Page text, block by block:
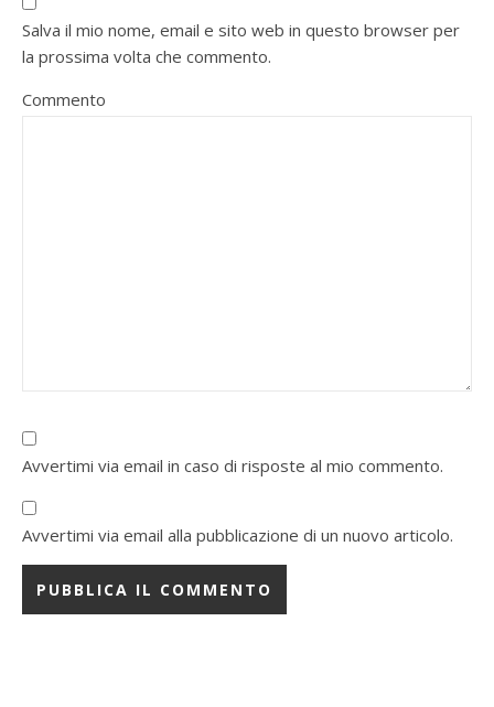
Salva il mio nome, email e sito web in questo browser per
la prossima volta che commento.
Commento
Avvertimi via email in caso di risposte al mio commento.
Avvertimi via email alla pubblicazione di un nuovo articolo.